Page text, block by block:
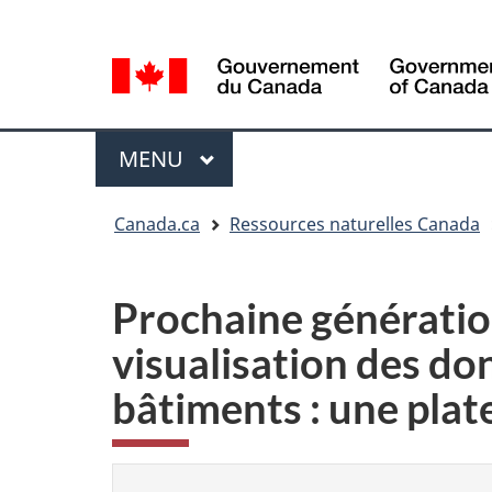
de
la
langue
selection
Menu
MENU PRINCIPAL
Canada.ca Ressources naturelles Canada
Prochaine
visualisation des
bâtiments : une